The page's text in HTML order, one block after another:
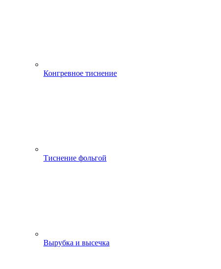
Конгревное тиснение
Тиснение фольгой
Вырубка и высечка